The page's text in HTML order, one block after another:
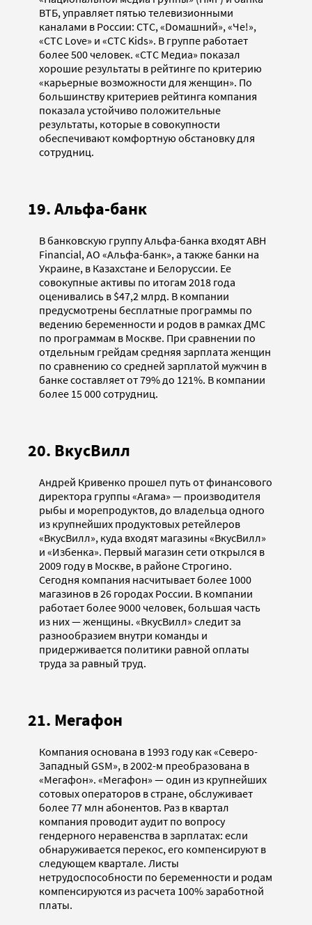
ВТБ, управляет пятью телевизионными
каналами в России: СТС, «Dомашний», «Че!»,
«СТС Love» и «CTC Kids». В группе работает
более 500 человек. «СТС Медиа» показал
хорошие результаты в рейтинге по критерию
«карьерные возможности для женщин». По
большинству критериев рейтинга компания
показала устойчиво положительные
результаты, которые в совокупности
обеспечивают комфортную обстановку для
сотрудниц.
19. Альфа-банк
В банковскую группу Альфа-банка входят ABH
Financial, АО «Альфа-банк», а также банки на
Украине, в Казахстане и Белоруссии. Ее
совокупные активы по итогам 2018 года
оценивались в $47,2 млрд. В компании
предусмотрены бесплатные программы по
ведению беременности и родов в рамках ДМС
по программам в Москве. При сравнении по
отдельным грейдам средняя зарплата женщин
по сравнению со средней зарплатой мужчин в
банке составляет от 79% до 121%. В компании
более 15 000 сотрудниц.
20. ВкусВилл
Андрей Кривенко прошел путь от финансового
директора группы «Агама» — производителя
рыбы и морепродуктов, до владельца одного
из крупнейших продуктовых ретейлеров
«ВкусВилл», куда входят магазины «ВкусВилл»
и «Избенка». Первый магазин сети открылся в
2009 году в Москве, в районе Строгино.
Сегодня компания насчитывает более 1000
магазинов в 26 городах России. В компании
работает более 9000 человек, большая часть
из них — женщины. «ВкусВилл» следит за
разнообразием внутри команды и
придерживается политики равной оплаты
труда за равный труд.
21. Мегафон
Компания основана в 1993 году как «Северо-
Западный GSM», в 2002-м преобразована в
«Мегафон». «Мегафон» — один из крупнейших
сотовых операторов в стране, обслуживает
более 77 млн абонентов. Раз в квартал
компания проводит аудит по вопросу
гендерного неравенства в зарплатах: если
обнаруживается перекос, его компенсируют в
следующем квартале. Листы
нетрудоспособности по беременности и родам
компенсируются из расчета 100% заработной
платы.